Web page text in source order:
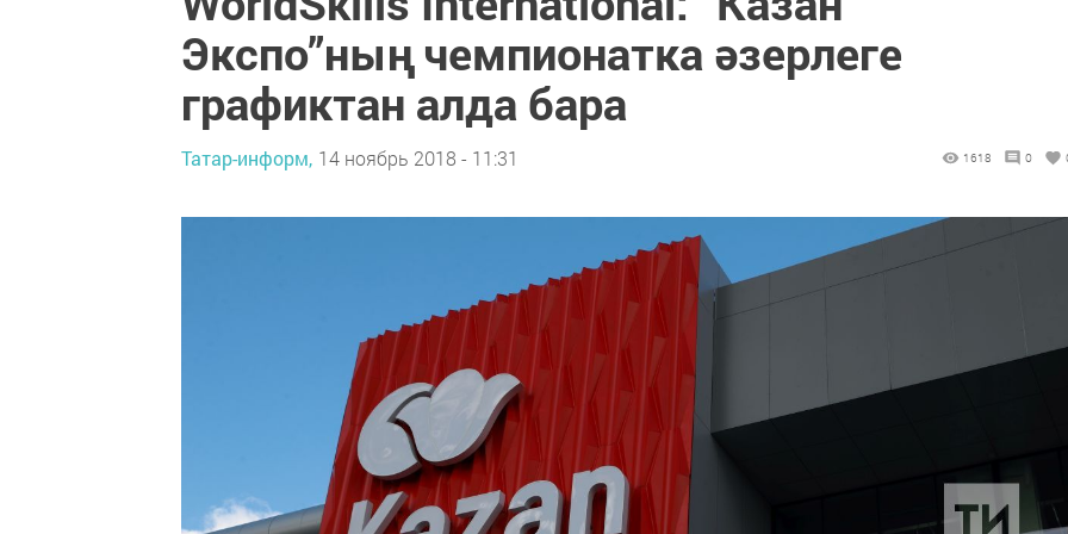
Экспо”ның чемпионатка әзерлеге
графиктан алда бара
Татар-информ, 14 ноябрь 2018 - 11:31 1618 0